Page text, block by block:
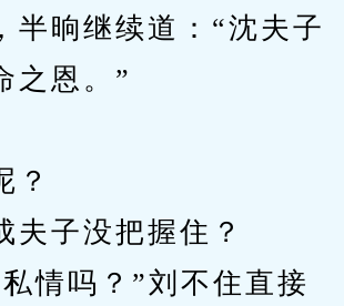
半晌继续道：“沈夫子
之恩。”
子没把握住？
吗？”刘不住直接